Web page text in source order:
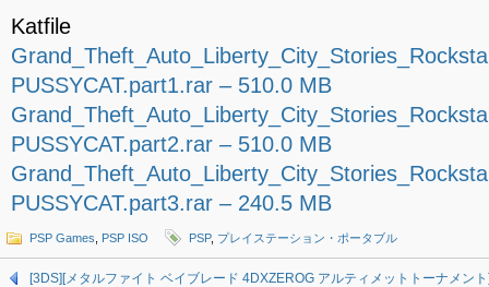
Katfile
PUSSYCAT.part1.rar – 510.0 MB
PUSSYCAT.part2.rar – 510.0 MB
PUSSYCAT.part3.rar – 240.5 MB
PSP Games PSP ISO PSP, プレイステーション・ポータブル
[3DS][メタルファイト ベイブレード 4DXZEROG アルティメットトーナメン